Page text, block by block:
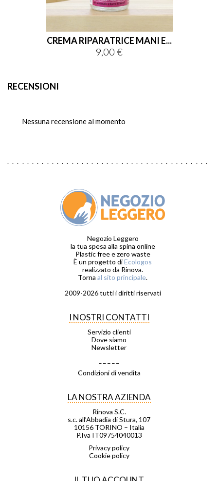
CREMA RIPARATRICE MANI E...
Prezzo
9,00 €
RECENSIONI
Nessuna recensione al momento
Negozio Leggero
la tua spesa alla spina online
Plastic free e zero waste
È un progetto diEcologos
realizzato da Rinova.
Torna al sito principale.
2009-2026 tutti i diritti riservati
I NOSTRI CONTATTI
Servizio clienti
Dove siamo
Newsletter
Condizioni di vendita
LA NOSTRA AZIENDA
Rinova S.C.
s.c. all’Abbadia di Stura, 107
10156 TORINO – Italia
P.Iva IT09754040013
Privacy policy
Cookie policy